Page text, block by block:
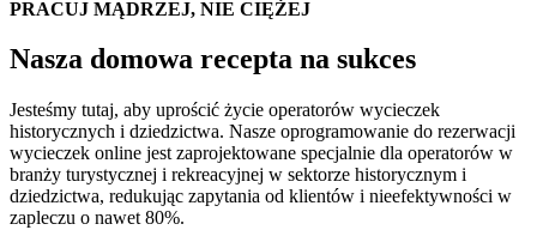
PRACUJ MĄDRZEJ, NIE CIĘŻEJ
Nasza domowa recepta na sukces
Jesteśmy tutaj, aby uprościć życie operatorów wycieczek
historycznych i dziedzictwa. Nasze oprogramowanie do rezerwacji
wycieczek online jest zaprojektowane specjalnie dla operatorów w
branży turystycznej i rekreacyjnej w sektorze historycznym i
dziedzictwa, redukując zapytania od klientów i nieefektywności w
zapleczu o nawet 80%.